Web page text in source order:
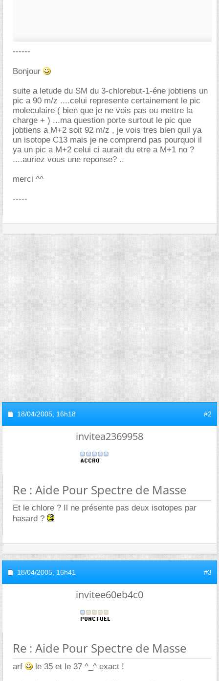
------
Bonjour
suite a letude du SM du 3-chlorebut-1-éne jobtiens un
pic a 90 m/z ....celui represente certainement le pic
moleculaire ( bien que je ne vois pas ou mettre la
charge + ) ...ma question porte surtout le pic que
jobtiens a M+2 soit 92 m/z , je vois tres bien quil ya
un isotope C13 mais je ne comprend pas pourquoi il
ya un pic a M+2 celui ci aurait du etre a M+1 no ?
....auriez vous une reponse? ..
merci ^^
-----
18/04/2005, 16h18 #2
invitea2369958
Re : Aide Pour Spectre de Masse
Et le chlore ? Il ne présente pas deux isotopes par
hasard ?
18/04/2005, 16h41 #3
invitee60eb4c0
Re : Aide Pour Spectre de Masse
arf le 35 et le 37 ^_^ exact !